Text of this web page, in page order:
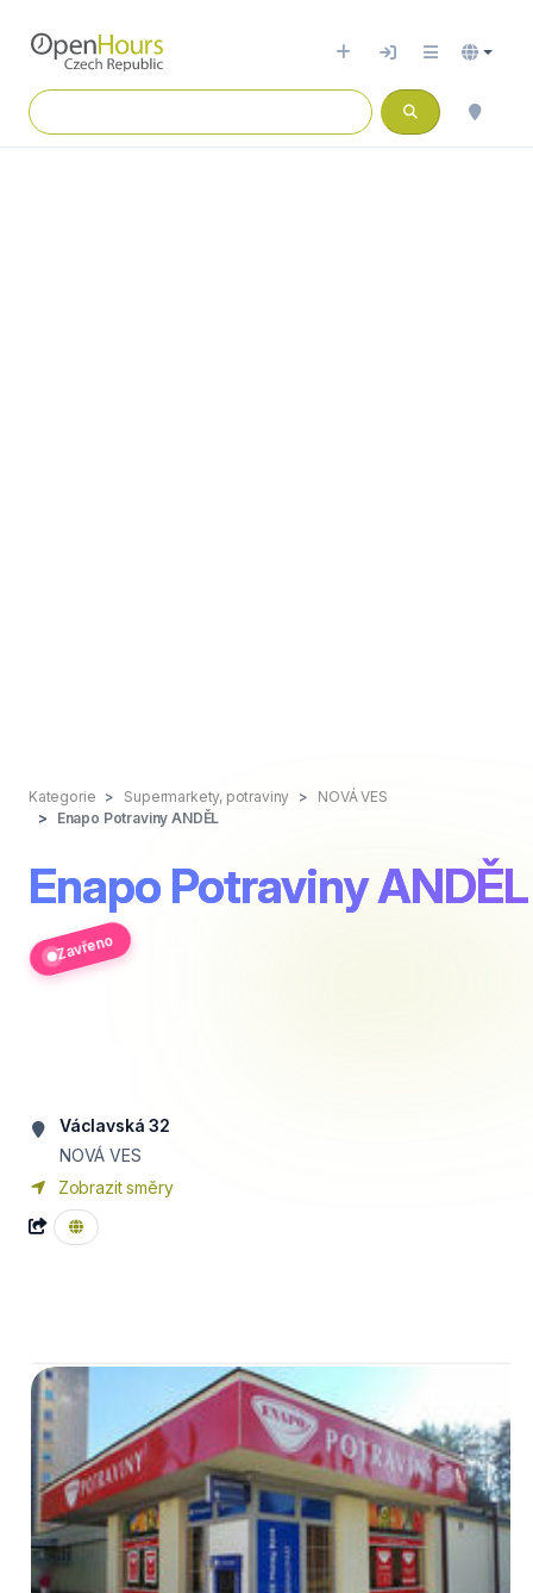
Kategorie Supermarkety, potraviny
NOVÁ VES
Enapo Potraviny ANDĚL
Enapo Potraviny ANDĚL
Zavřeno
Václavská 32
NOVÁ VES
Zobrazit směry